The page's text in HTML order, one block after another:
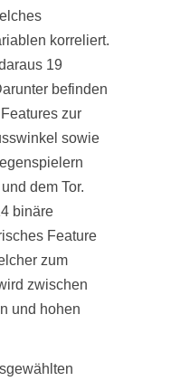
korreliert.
19
befinden
zur
sowie
dem Tor.
binäre
Feature
zum
zwischen
und hohen